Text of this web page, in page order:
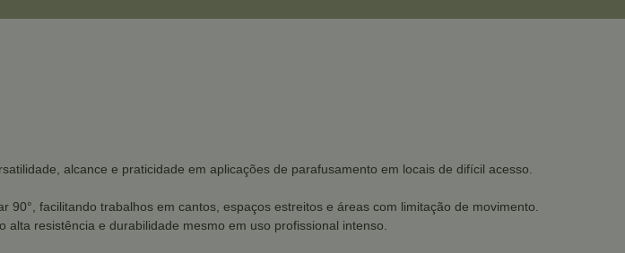
alcance e praticidade em aplicações de parafusamento em locais de difícil acesso.
facilitando trabalhos em cantos, espaços estreitos e áreas com limitação de movimento.
resistência e durabilidade mesmo em uso profissional intenso.